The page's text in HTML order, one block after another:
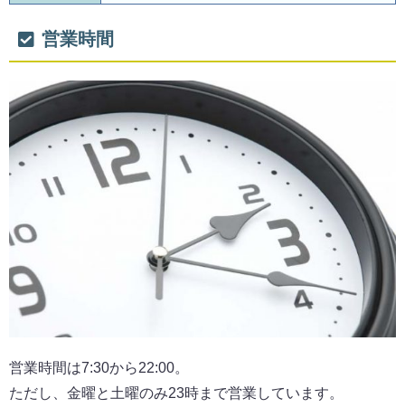
営業時間
営業時間は7:30から22:00。
ただし、金曜と土曜のみ23時まで営業しています。